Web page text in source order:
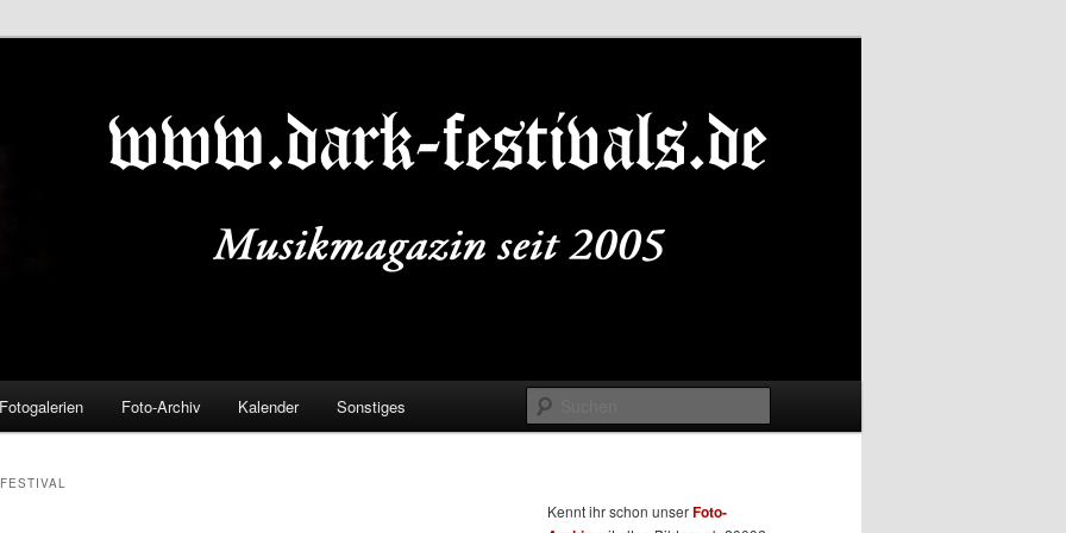
Fotogalerien Foto-Archiv Kalender Sonstiges
Kennt ihr schon unserFoto-